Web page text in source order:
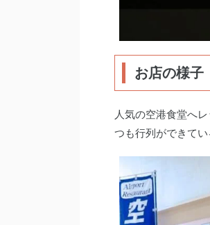
お店の様子
人気の空港食堂へ
つも行列ができて